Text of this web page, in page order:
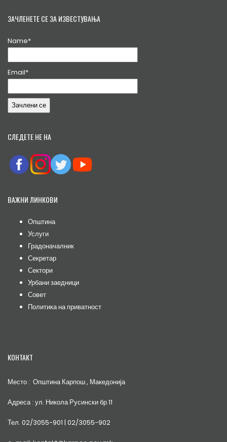
ЗАЧЛЕНЕТЕ СЕ ЗА ИЗВЕСТУВАЊА
Name*
Email*
СЛЕДЕТЕ НЕ НА
ВАЖНИ ЛИНКОВИ
Општина
Услуги
Градоначалник
Секретар
Сектори
Урбани заедници
Совет
Политика на приватност
КОНТАКТ
Место : Општина Карпош , Македонија
Адреса : ул. Никола Русински бр.11
Тел. 02/3055-901 | 02/3055-902